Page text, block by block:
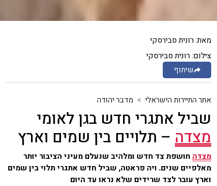
מאת: רונית סבירסקי
צילום: רונית סבירסקי
שיתוף
אתר התיירות הישראלי מדבר יהודה
שביל אתגרי חדש בגן לאומי
מצדה – תלויים בין שמים וארץ
מצדה חושפת צד חדש ומלהיב שנעלם מעיני הציבור יותר
מאלפיים שנים. ויה פראטה, שביל חדש אתגרי תלוי בין שמים
וארץ עובר לצד שרידים שלא נראו עד היום